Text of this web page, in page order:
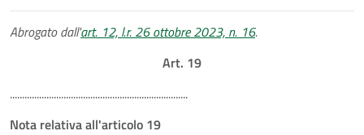
Abrogato dall'art. 12, l.r. 26 ottobre 2023, n. 16.
Art. 19
.........................................................................
Nota relativa all'articolo 19